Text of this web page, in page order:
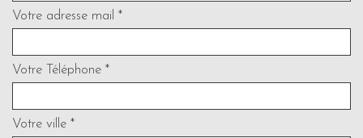
Votre adresse mail *
Votre Téléphone *
Votre ville *